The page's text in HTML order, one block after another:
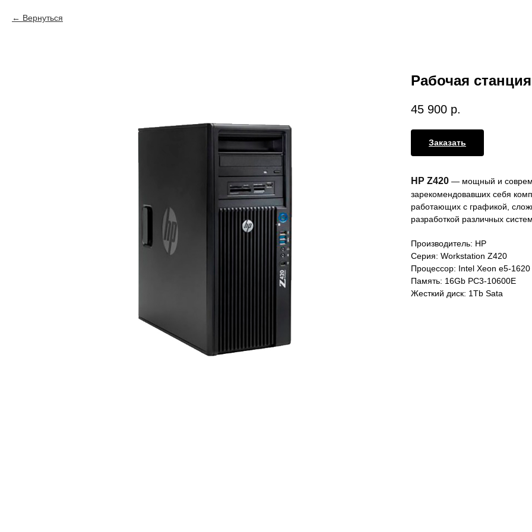
Вернуться
Рабочая
45 900 р.
Заказать
HP Z420 — мощный и
зарекомендовавших себя
работающих с графикой,
разработкой различных
Производитель: HP
Серия: Workstation Z420
Процессор: Intel Xeon e5-1620
Память: 16Gb PC3-10600E
Жесткий диск: 1Tb Sata